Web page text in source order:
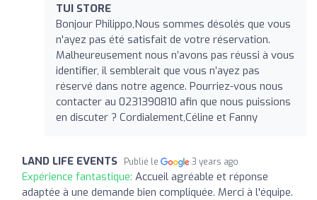
TUI STORE
Bonjour Philippo,Nous sommes désolés que vous
n'ayez pas été satisfait de votre réservation.
Malheureusement nous n’avons pas réussi à vous
identifier, il semblerait que vous n’ayez pas
réservé dans notre agence. Pourriez-vous nous
contacter au 0231390810 afin que nous puissions
en discuter ? Cordialement,Céline et Fanny
LAND LIFE EVENTS Publié le 3 years ago
Expérience fantastique: Accueil agréable et réponse
adaptée à une demande bien compliquée. Merci à l'équipe.